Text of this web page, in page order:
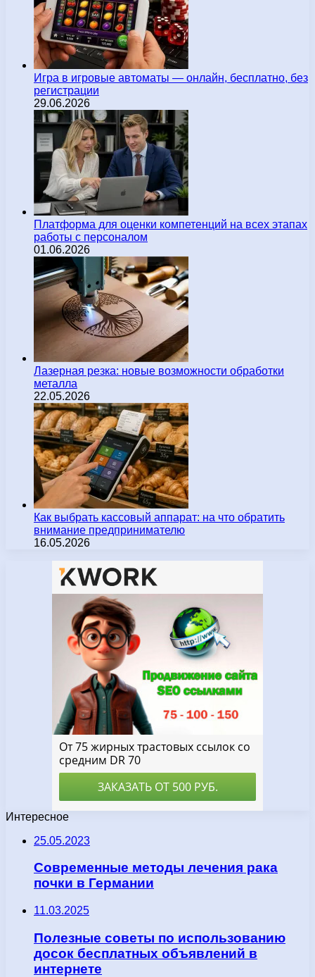
Игра в игровые автоматы — онлайн, бесплатно, без
регистрации
29.06.2026
Платформа для оценки компетенций на всех этапах
работы с персоналом
01.06.2026
Лазерная резка: новые возможности обработки
металла
22.05.2026
Как выбрать кассовый аппарат: на что обратить
внимание предпринимателю
16.05.2026
Интересное
25.05.2023
Современные методы лечения рака
почки в Германии
11.03.2025
Полезные советы по использованию
досок бесплатных объявлений в
интернете